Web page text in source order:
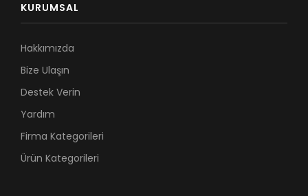
KURUMSAL
Hakkımızda
Bize Ulaşın
Destek Verin
Yardım
Firma Kategorileri
Ürün Kategorileri